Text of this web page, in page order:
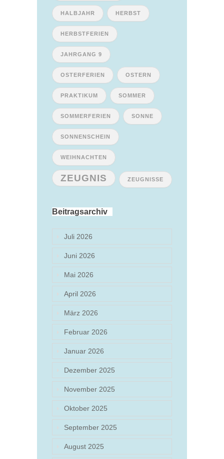
HALBJAHR HERBST
HERBSTFERIEN
JAHRGANG 9
OSTERFERIEN OSTERN
PRAKTIKUM SOMMER
SOMMERFERIEN SONNE
SONNENSCHEIN
WEIHNACHTEN
ZEUGNIS ZEUGNISSE
Beitragsarchiv
Juli 2026
Juni 2026
Mai 2026
April 2026
März 2026
Februar 2026
Januar 2026
Dezember 2025
November 2025
Oktober 2025
September 2025
August 2025